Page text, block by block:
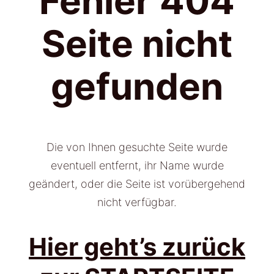
Seite nicht
gefunden
Die von Ihnen gesuchte Seite wurde
eventuell entfernt, ihr Name wurde
geändert, oder die Seite ist vorübergehend
nicht verfügbar.
Hier geht’s zurück